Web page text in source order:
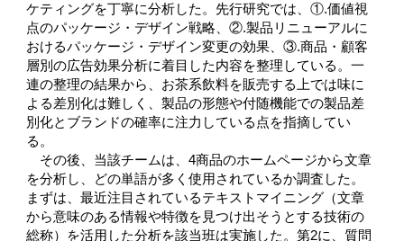
ケティングを丁寧に分析した。先行研究では、①.価値視
点のパッケージ・デザイン戦略、②.製品リニューアルに
おけるパッケージ・デザイン変更の効果、③.商品・顧客
層別の広告効果分析に着目した内容を整理している。一
連の整理の結果から、お茶系飲料を販売する上では味に
よる差別化は難しく、製品の形態や付随機能での製品差
別化とブランドの確率に注力している点を指摘してい
る。
その後、当該チームは、4商品のホームページから文章
を分析し、どの単語が多く使用されているか調査した。
まずは、最近注目されているテキストマイニング（文章
から意味のある情報や特徴を見つけ出そうとする技術の
総称）を活用した分析を該当班は実施した。第2に、質問